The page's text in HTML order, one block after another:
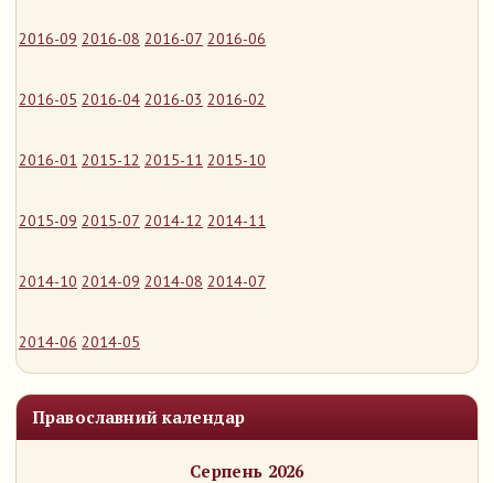
2016-09 2016-08 2016-07 2016-06
2016-05 2016-04 2016-03 2016-02
2016-01 2015-12 2015-11 2015-10
2015-09 2015-07 2014-12 2014-11
2014-10 2014-09 2014-08 2014-07
2014-06 2014-05
Православний календар
Серпень 2026